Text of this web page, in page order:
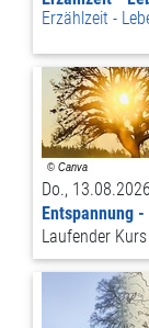
Erzählzeit -
Do.,
Entspannung -
Laufender Kurs